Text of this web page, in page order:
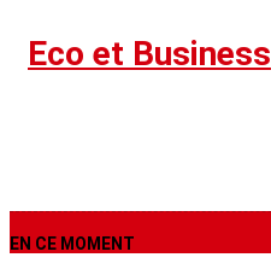
Eco et Business
EN CE MOMENT